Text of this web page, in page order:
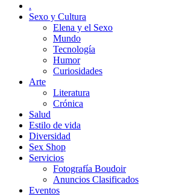
.
Sexo y Cultura
Elena y el Sexo
Mundo
Tecnología
Humor
Curiosidades
Arte
Literatura
Crónica
Salud
Estilo de vida
Diversidad
Sex Shop
Servicios
Fotografía Boudoir
Anuncios Clasificados
Eventos